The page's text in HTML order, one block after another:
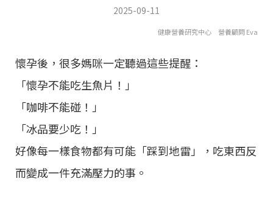
2025-09-11
健康營養研究中心 營養顧問 Eva
懷孕後，很多媽咪一定聽過這些提醒：
「懷孕不能吃生魚片！」
「咖啡不能碰！」
「冰品要少吃！」
好像每一樣食物都有可能「踩到地雷」，吃東西反
而變成一件充滿壓力的事。